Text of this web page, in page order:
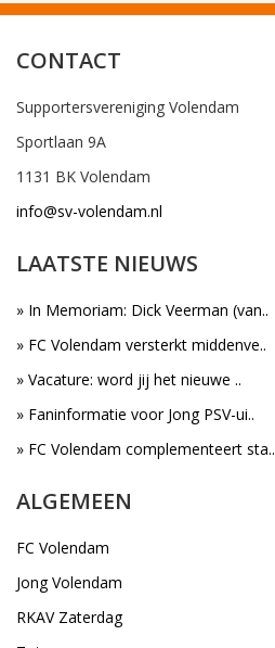
CONTACT
Supportersvereniging Volendam
Sportlaan 9A
1131 BK Volendam
info@sv-volendam.nl
LAATSTE NIEUWS
» In Memoriam: Dick Veerman (van..
» FC Volendam versterkt middenve..
» Vacature: word jij het nieuwe ..
» Faninformatie voor Jong PSV-ui..
» FC Volendam complementeert sta..
ALGEMEEN
FC Volendam
Jong Volendam
RKAV Zaterdag